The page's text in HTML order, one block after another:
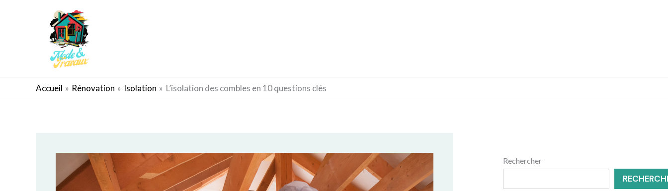
Accueil Rénovation Isolation L’isolation des combles en 10 questions clés
Rechercher